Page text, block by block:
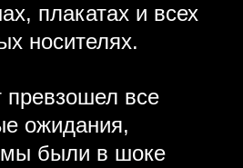
плакатах и всех
носителях.
превзошел все
ожидания,
были в шоке